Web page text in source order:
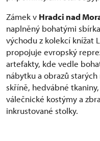
Zámek v Hradci nad
naplněný bohatými
východu z kolekcí knížat
propojuje evropský
artefakty, kde vedle
nábytku a obrazů
skříně, hedvábné
válečnické kostýmy a
inkrustované stolky.